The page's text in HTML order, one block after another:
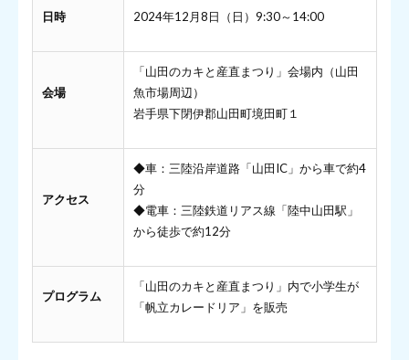
日時 2024年12月8日（日）9:30～14:00
会場
「山田のカキと産直まつり」会場内（山田
魚市場周辺）
岩手県下閉伊郡山田町境田町１
アクセス
◆車：三陸沿岸道路「山田IC」から車で約4
分
◆電車：三陸鉄道リアス線「陸中山田駅」
から徒歩で約12分
プログラム
「山田のカキと産直まつり」内で小学生が
「帆立カレードリア」を販売